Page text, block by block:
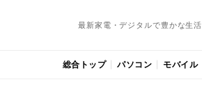
最新家電・デジタルで豊かな生活
総合トップ パソコン モバイル